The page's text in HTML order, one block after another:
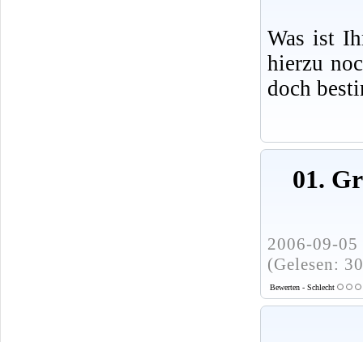
Was ist
hierzu
doch
01.
2006-09-
(Gelesen:
Bewerten - Schlecht